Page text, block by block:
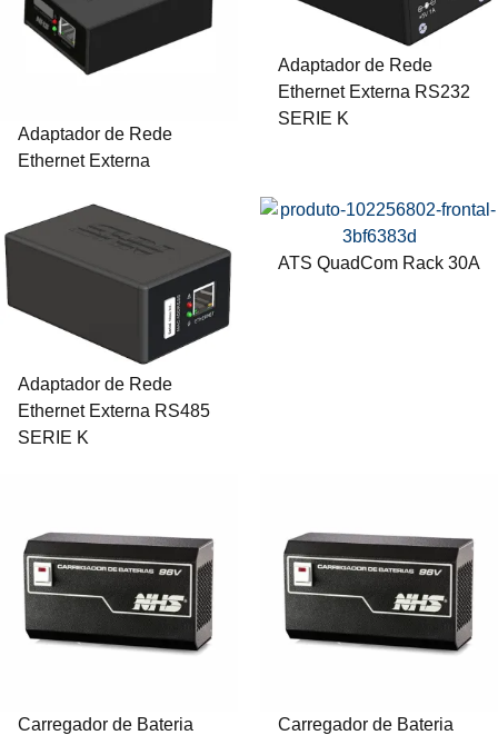
Adaptador de Rede
Ethernet Externa
Adaptador de Rede
Ethernet Externa RS232
SERIE K
Adaptador de Rede
Ethernet Externa RS485
SERIE K
ATS QuadCom Rack 30A
Carregador de Bateria
Carregador de Bateria